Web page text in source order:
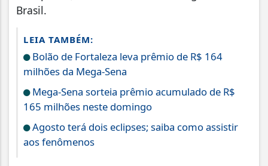
Brasil.
LEIA TAMBÉM:
Bolão de Fortaleza leva prêmio de R$ 164
milhões da Mega-Sena
Mega-Sena sorteia prêmio acumulado de R$
165 milhões neste domingo
Agosto terá dois eclipses; saiba como assistir
aos fenômenos